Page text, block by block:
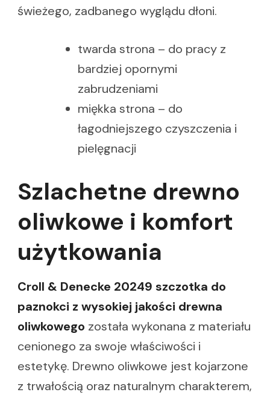
świeżego, zadbanego wyglądu dłoni.
twarda strona – do pracy z
bardziej opornymi
zabrudzeniami
miękka strona – do
łagodniejszego czyszczenia i
pielęgnacji
Szlachetne drewno
oliwkowe i komfort
użytkowania
Croll & Denecke 20249 szczotka do
paznokci z wysokiej jakości drewna
oliwkowego została wykonana z materiału
cenionego za swoje właściwości i
estetykę. Drewno oliwkowe jest kojarzone
z trwałością oraz naturalnym charakterem,